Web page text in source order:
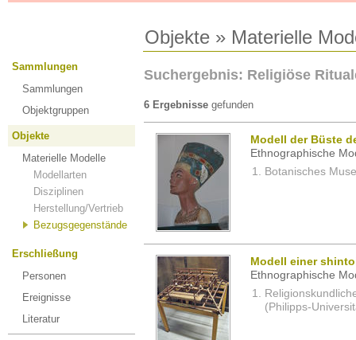
Objekte » Materielle
Sammlungen
Sammlungen
Objektgruppen
Objekte
Materielle Modelle
Modellarten
Disziplinen
Herstellung/Vertrieb
Bezugsgegenstände
Erschließung
Personen
Ereignisse
Literatur
Suchergebnis: Religiöse
6 Ergebnisse gefunden
Modell der Büste
Ethnographische
Botanisches
Modell einer
Ethnographische
(Philipps-